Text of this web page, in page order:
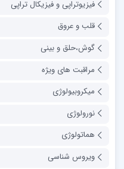
فیزیوتراپی و فیزیکال تراپی
قلب و عروق
گوش،حلق و بینی
مراقبت های ویژه
میکروبیولوژی
نورولوژی
هماتولوژی
ویروس شناسی